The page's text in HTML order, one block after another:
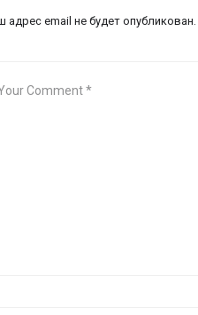
адрес email не будет опубликован.